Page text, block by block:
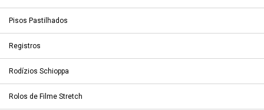
Pisos Pastilhados
Registros
Rodízios Schioppa
Rolos de Filme Stretch